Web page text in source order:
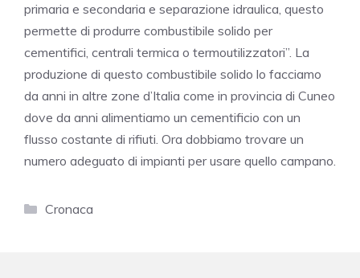
primaria e secondaria e separazione idraulica, questo
permette di produrre combustibile solido per
cementifici, centrali termica o termoutilizzatori”. La
produzione di questo combustibile solido lo facciamo
da anni in altre zone d’Italia come in provincia di Cuneo
dove da anni alimentiamo un cementificio con un
flusso costante di rifiuti. Ora dobbiamo trovare un
numero adeguato di impianti per usare quello campano.
Categorie
Cronaca